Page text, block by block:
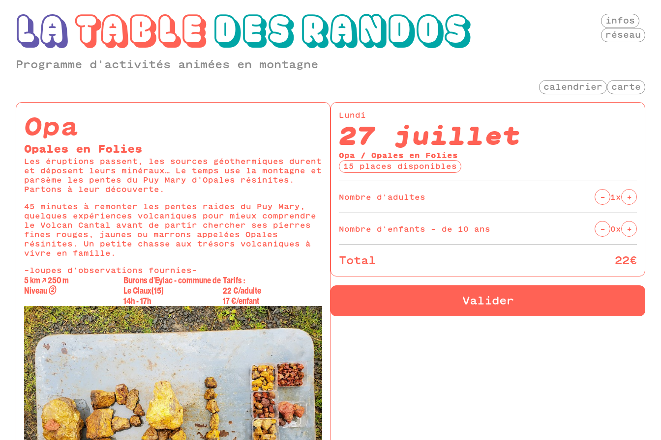
LATABLE DES RANDOS
Programme d'activités animées en montagne
infos
réseau
calendrier carte
opa
Opales en Folies
Les éruptions passent, les sources géothermiques durent
et déposent leurs minéraux… Le temps use la montagne et
parsème les pentes du Puy Mary d’Opales résinites.
Partons à leur découverte.
45 minutes à remonter les pentes raides du Puy Mary,
quelques expériences volcaniques pour mieux comprendre
le Volcan Cantal avant de partir chercher ses pierres
fines rouges, jaunes ou marrons appelées Opales
résinites. Un petite chasse aux trésors volcaniques à
vivre en famille.
-loupes d’observations fournies-
5 km ↗ 250 m
Niveau②
Burons d'Eylac - commune de
Le Claux(15)
14h - 17h
Tarifs :
22 €/adulte
17 €/enfant
Lundi
27 juillet
Opa / Opales en Folies
15 places disponibles
Nombre d'adultes - 1x +
Nombre d'enfants - de 10 ans - 0x +
Total 22€